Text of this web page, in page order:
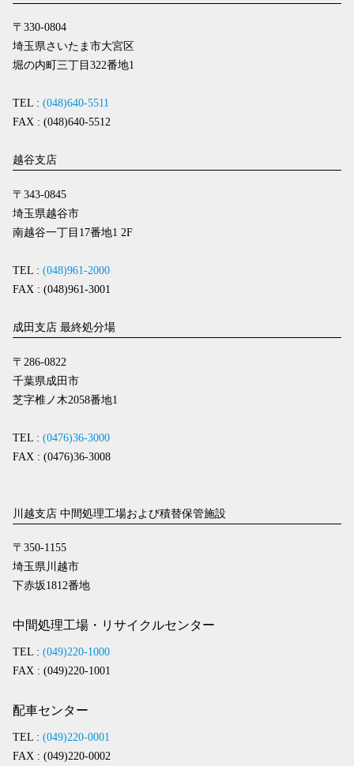
〒330-0804
埼玉県さいたま市大宮区
堀の内町三丁目322番地1
TEL : (048)640-5511
FAX : (048)640-5512
越谷支店
〒343-0845
埼玉県越谷市
南越谷一丁目17番地1 2F
TEL : (048)961-2000
FAX : (048)961-3001
成田支店 最終処分場
〒286-0822
千葉県成田市
芝字椎ノ木2058番地1
TEL : (0476)36-3000
FAX : (0476)36-3008
川越支店 中間処理工場および積替保管施設
〒350-1155
埼玉県川越市
下赤坂1812番地
中間処理工場・リサイクルセンター
TEL : (049)220-1000
FAX : (049)220-1001
配車センター
TEL : (049)220-0001
FAX : (049)220-0002